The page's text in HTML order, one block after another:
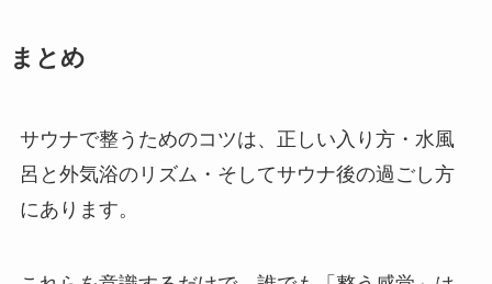
まとめ
サウナで整うためのコツは、正しい入り方・水風
呂と外気浴のリズム・そしてサウナ後の過ごし方
にあります。